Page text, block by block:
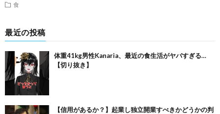
食
最近の投稿
体重41kg男性Kanaria、最近の食生活がヤバすぎる…
【切り抜き】
【信用があるか？】起業し独立開業すべきかどうかの判